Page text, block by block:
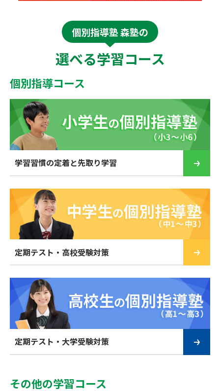
個別指導塾 森塾の
選べる学習コース
個別指導コース
学習習慣の定着と先取り学習
定期テスト・高校受験対策
定期テスト・大学受験対策
その他の学習コース